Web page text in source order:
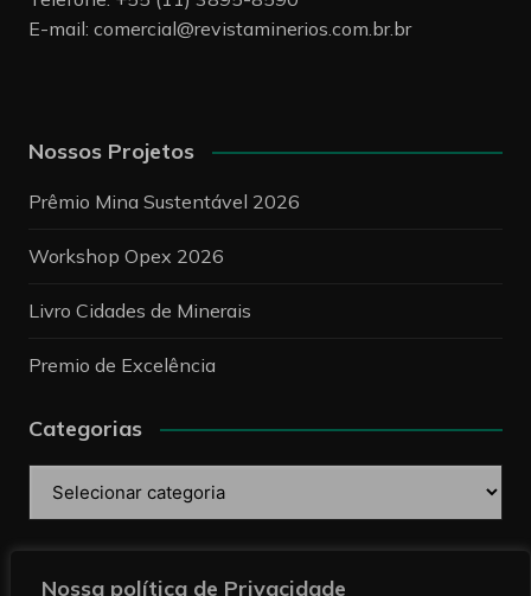
Nossa política de Privacidade
E-mail: comercial@revistaminerios.com.br.br
Nossos Projetos
Prêmio Mina Sustentável 2026
Workshop Opex 2026
Livro Cidades de Minerais
Premio de Excelência
Categorias